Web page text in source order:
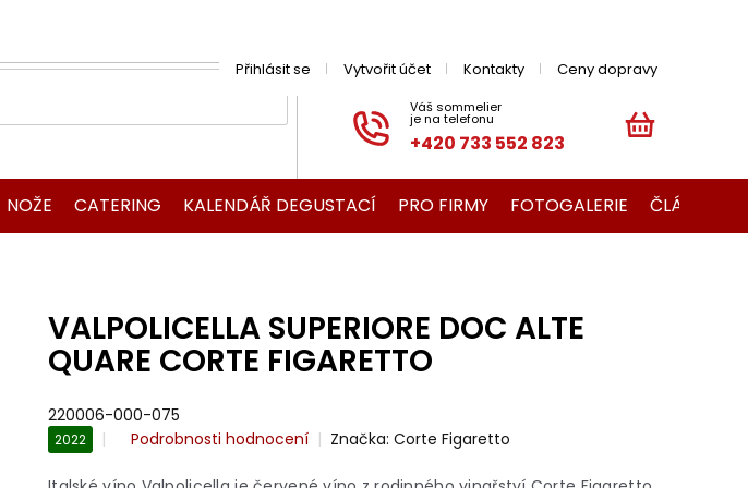
+420 733 552 823
Přihlásit se Vytvořit účet Kontakty Ceny dopravy
KOŠÍK
NOŽE CATERING KALENDÁŘ DEGUSTACÍ PRO FIRMY FOTOGALERIE ČLÁNKY O
VALPOLICELLA SUPERIORE DOC ALTE
QUARE CORTE FIGARETTO
220006-000-075
2022
Průměrné
produktu
Podrobnosti hodnocení Značka: Corte Figaretto